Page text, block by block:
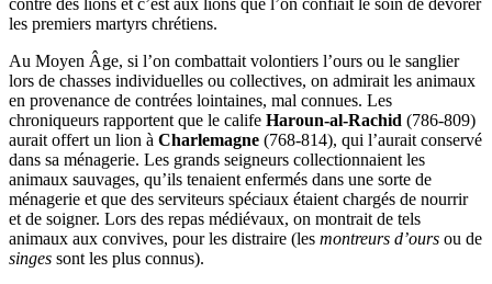
les premiers martyrs chrétiens.
Au Moyen Âge, si l’on combattait volontiers l’ours ou le sanglier
lors de chasses individuelles ou collectives, on admirait les animaux
en provenance de contrées lointaines, mal connues. Les
chroniqueurs rapportent que le calife Haroun-al-Rachid (786-809)
aurait offert un lion à Charlemagne (768-814), qui l’aurait conservé
dans sa ménagerie. Les grands seigneurs collectionnaient les
animaux sauvages, qu’ils tenaient enfermés dans une sorte de
ménagerie et que des serviteurs spéciaux étaient chargés de nourrir
et de soigner. Lors des repas médiévaux, on montrait de tels
animaux aux convives, pour les distraire (les montreurs d’ours ou de
singes sont les plus connus).